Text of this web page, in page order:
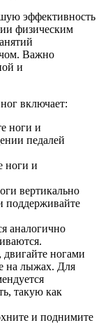
эффективность
физическим
Важно
и
включает:
ноги и
педалей
ноги и
вертикально
поддерживайте
аналогично
двигайте ногами
на лыжах. Для
такую как
и поднимите